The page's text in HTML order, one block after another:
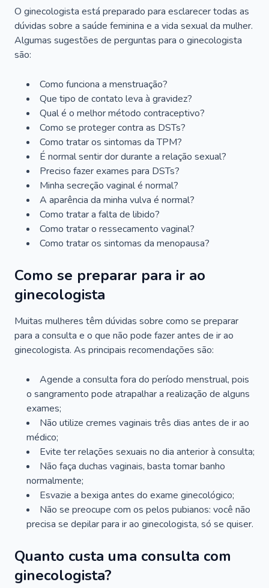
O ginecologista está preparado para esclarecer todas as
dúvidas sobre a saúde feminina e a vida sexual da mulher.
Algumas sugestões de perguntas para o ginecologista
são:
Como funciona a menstruação?
Que tipo de contato leva à gravidez?
Qual é o melhor método contraceptivo?
Como se proteger contra as DSTs?
Como tratar os sintomas da TPM?
É normal sentir dor durante a relação sexual?
Preciso fazer exames para DSTs?
Minha secreção vaginal é normal?
A aparência da minha vulva é normal?
Como tratar a falta de libido?
Como tratar o ressecamento vaginal?
Como tratar os sintomas da menopausa?
Como se preparar para ir ao
ginecologista
Muitas mulheres têm dúvidas sobre como se preparar
para a consulta e o que não pode fazer antes de ir ao
ginecologista. As principais recomendações são:
Agende a consulta fora do período menstrual, pois
o sangramento pode atrapalhar a realização de alguns
exames;
Não utilize cremes vaginais três dias antes de ir ao
médico;
Evite ter relações sexuais no dia anterior à consulta;
Não faça duchas vaginais, basta tomar banho
normalmente;
Esvazie a bexiga antes do exame ginecológico;
Não se preocupe com os pelos pubianos: você não
precisa se depilar para ir ao ginecologista, só se quiser.
Quanto custa uma consulta com
ginecologista?